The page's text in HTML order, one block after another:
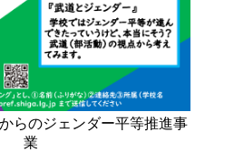
らのジェンダー平等推進事
業